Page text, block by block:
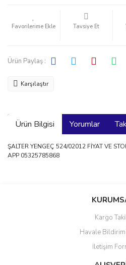
Tavsiye Et
Ürün Paylaş :
Karşılaştır
Ürün Bilgisi Yorumlar
ŞALTER YENGEÇ 524/02012 FİYAT VE
APP 05325785868
Bu ürüne ilk
Ürün resmi kalitesiz, bozuk veya
Ürün açıklamasında eksik bilgiler
Kargo
Havale
İletişim